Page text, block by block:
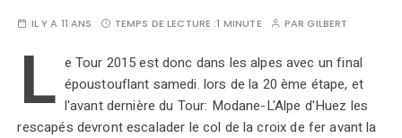
IL Y A 11 ANS TEMPS DE LECTURE :1 MINUTE PARGILBERT
L e Tour 2015 est donc dans les alpes avec un final
époustouflant samedi. lors de la 20 ème étape, et
l'avant dernière du Tour: Modane-L'Alpe d'Huez les
rescapés devront escalader le col de la croix de fer avant la